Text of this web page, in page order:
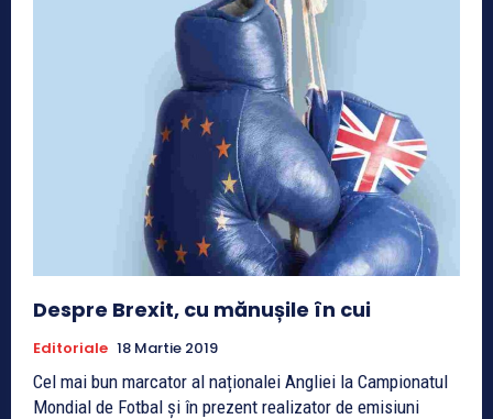
Despre Brexit, cu mănușile în cui
Editoriale 18 Martie 2019
Cel mai bun marcator al naționalei Angliei la Campionatul
Mondial de Fotbal și în prezent realizator de emisiuni